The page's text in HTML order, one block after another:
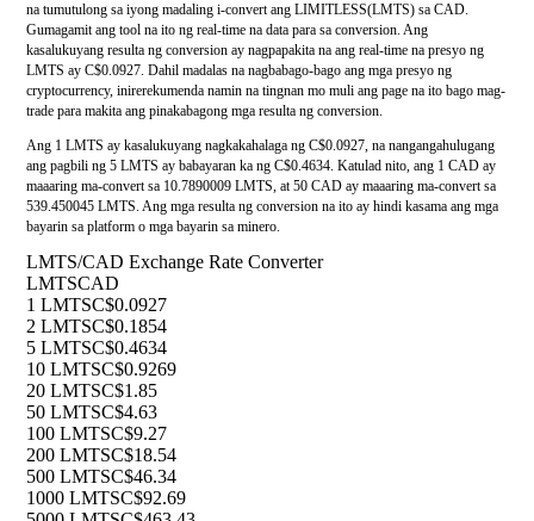
na tumutulong sa iyong madaling i-convert ang LIMITLESS(LMTS) sa CAD.
Gumagamit ang tool na ito ng real-time na data para sa conversion. Ang
kasalukuyang resulta ng conversion ay nagpapakita na ang real-time na presyo ng
LMTS ay C$0.0927. Dahil madalas na nagbabago-bago ang mga presyo ng
cryptocurrency, inirerekumenda namin na tingnan mo muli ang page na ito bago mag-
trade para makita ang pinakabagong mga resulta ng conversion.
Ang 1 LMTS ay kasalukuyang nagkakahalaga ng C$0.0927, na nangangahulugang
ang pagbili ng 5 LMTS ay babayaran ka ng C$0.4634. Katulad nito, ang 1 CAD ay
maaaring ma-convert sa 10.7890009 LMTS, at 50 CAD ay maaaring ma-convert sa
539.450045 LMTS. Ang mga resulta ng conversion na ito ay hindi kasama ang mga
bayarin sa platform o mga bayarin sa minero.
LMTS/CAD Exchange Rate Converter
LMTSCAD
1 LMTSC$0.0927
2 LMTSC$0.1854
5 LMTSC$0.4634
10 LMTSC$0.9269
20 LMTSC$1.85
50 LMTSC$4.63
100 LMTSC$9.27
200 LMTSC$18.54
500 LMTSC$46.34
1000 LMTSC$92.69